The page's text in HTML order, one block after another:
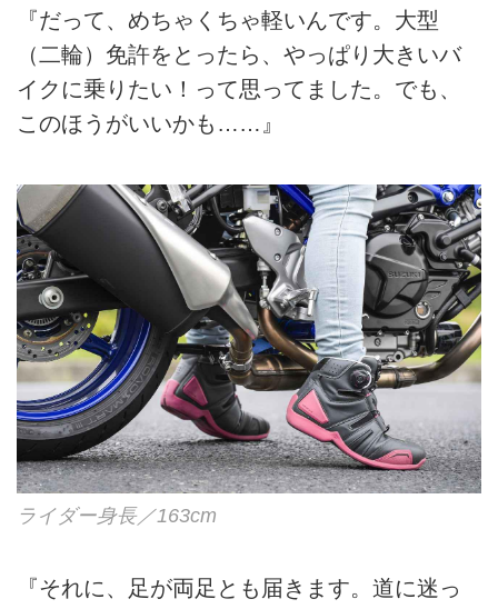
『だって、めちゃくちゃ軽いんです。大型
（二輪）免許をとったら、やっぱり大きいバ
イクに乗りたい！って思ってました。でも、
このほうがいいかも……』
ライダー身長／163cm
『それに、足が両足とも届きます。道に迷っ